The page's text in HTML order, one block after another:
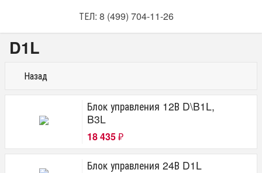
ТЕЛ: 8 (499) 704-11-26
D1L
Назад
Блок управления 12В D\B1L,
B3L
18 435 ₽
Блок управления 24В D1L